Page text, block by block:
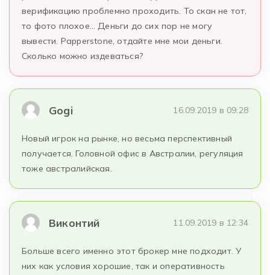
верификацию проблемно проходить. То скан не тот,
то фото плохое… Деньги до сих пор не могу
вывести. Papperstone, отдайте мне мои деньги.
Сколько можно издеваться?
Gogi 16.09.2019 в 09:28
Новый игрок на рынке, но весьма перспективный
получается. Головной офис в Австралии, регуляция
тоже австралийская.
Виконтий 11.09.2019 в 12:34
Больше всего именно этот брокер мне подходит. У
них как условия хорошие, так и оперативность